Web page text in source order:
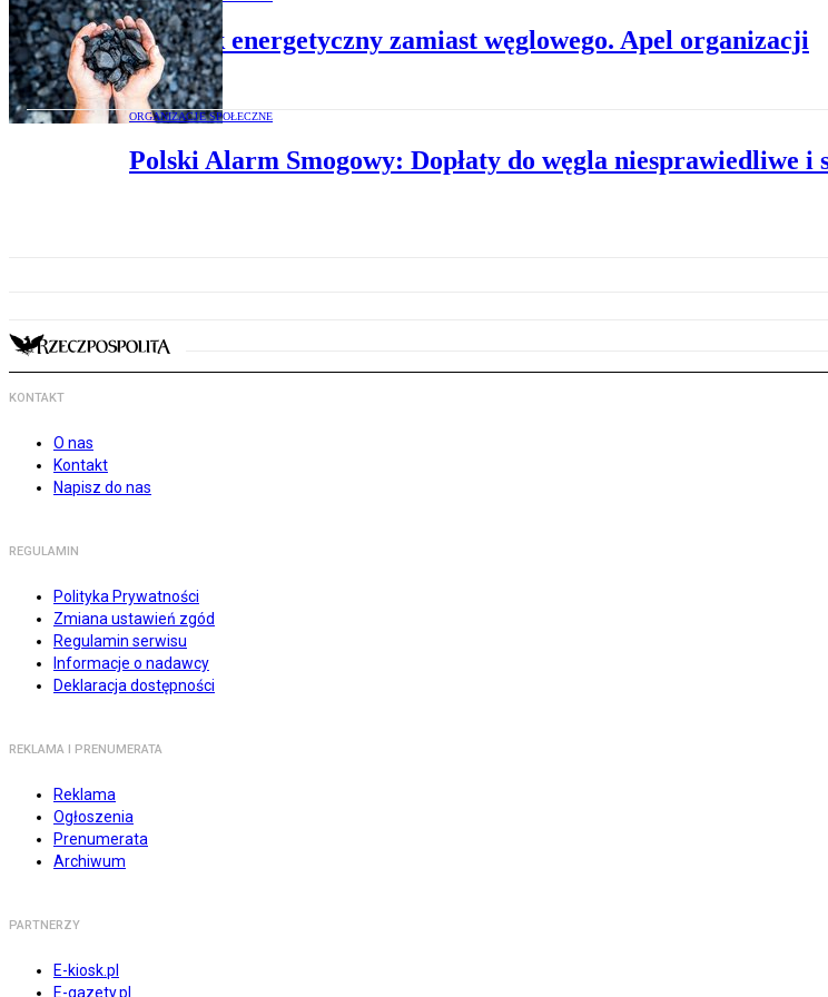
Dodatek energetyczny zamiast węglowego. Apel organizacji
ORGANIZACJE SPOŁECZNE
Polski Alarm Smogowy: Dopłaty do węgla niesprawiedliwe
KONTAKT
O nas
Kontakt
Napisz do nas
REGULAMIN
Polityka Prywatności
Zmiana ustawień zgód
Regulamin serwisu
Informacje o nadawcy
Deklaracja dostępności
REKLAMA I PRENUMERATA
Reklama
Ogłoszenia
Prenumerata
Archiwum
PARTNERZY
E-kiosk.pl
E-gazety.pl